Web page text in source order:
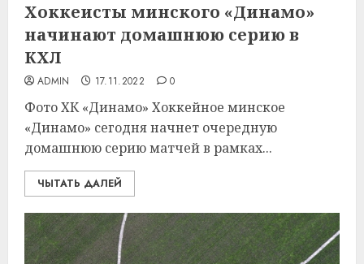
Хоккеисты минского «Динамо»
начинают домашнюю серию в
КХЛ
ADMIN 17.11.2022 0
Фото ХК «Динамо» Хоккейное минское
«Динамо» сегодня начнет очередную
домашнюю серию матчей в рамках...
ЧЫТАТЬ ДАЛЕЙ